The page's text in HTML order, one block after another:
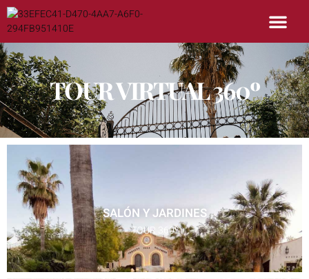
TOUR VIRTUAL 360º
SALÓN Y JARDINES
TOUR 360º